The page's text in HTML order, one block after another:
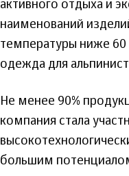
активного отдыха и
наименований
температуры ниже 60
одежда для
Не менее 90%
компания стала
большим